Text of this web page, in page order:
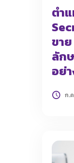
ตำ
ขา
ลัก
อย่า
ก.